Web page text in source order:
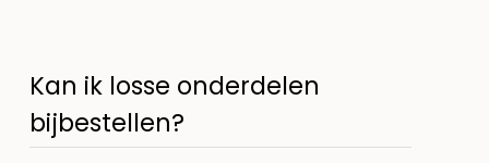
Kan ik losse onderdelen
bijbestellen?